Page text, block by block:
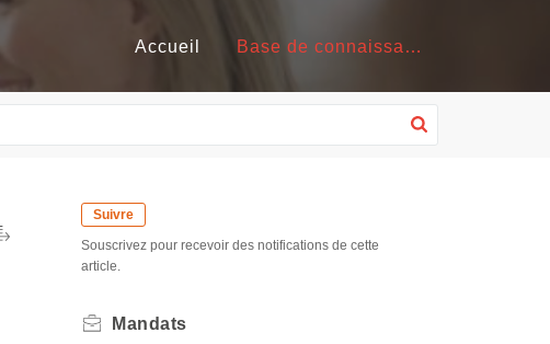
Accueil Base de connaissances
Suivre
Souscrivez pour recevoir des notifications de cette
article.
Mandats